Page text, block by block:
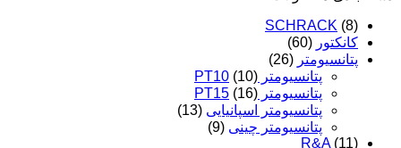
SCHRACK (8)
کانکتور (60)
پتانسیومتر (26)
پتانسیومتر PT10 (10)
پتانسیومتر PT15 (16)
پتانسیومتر اسپانیایی (13)
پتانسیومتر چینی (9)
R&A (11)